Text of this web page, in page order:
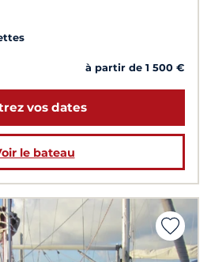
à partir de 1 500 €
vos dates
le bateau